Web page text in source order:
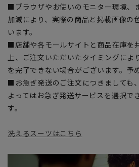
■ブラウザやお使いのモニター環境、
加減により、実際の商品と掲載画像の
います。
■店舗や各モールサイトと商品在庫を
上、ご注文いただいたタイミングによ
を完了できない場合がございます。予
■お急ぎ発送のご注文につきましても
よってはお急ぎ発送サービスを選択で
す。
洗えるスーツはこちら